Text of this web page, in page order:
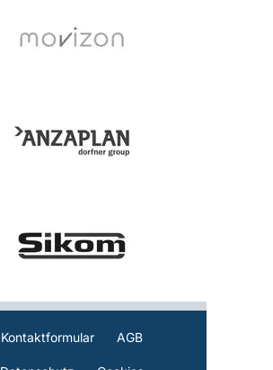
Kontaktformular AGB